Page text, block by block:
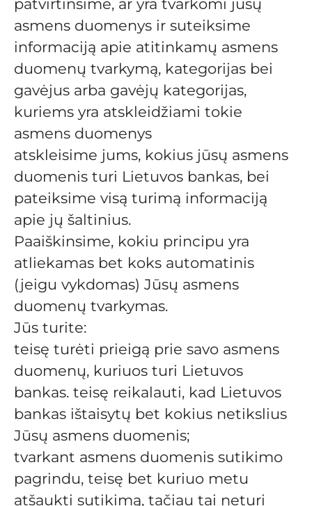
patvirtinsime, ar yra tvarkomi jūsų
asmens duomenys ir suteiksime
informaciją apie atitinkamų asmens
duomenų tvarkymą, kategorijas bei
gavėjus arba gavėjų kategorijas,
kuriems yra atskleidžiami tokie
asmens duomenys
atskleisime jums, kokius jūsų asmens
duomenis turi Lietuvos bankas, bei
pateiksime visą turimą informaciją
apie jų šaltinius.
Paaiškinsime, kokiu principu yra
atliekamas bet koks automatinis
(jeigu vykdomas) Jūsų asmens
duomenų tvarkymas.
Jūs turite:
teisę turėti prieigą prie savo asmens
duomenų, kuriuos turi Lietuvos
bankas. teisę reikalauti, kad Lietuvos
bankas ištaisytų bet kokius netikslius
Jūsų asmens duomenis;
tvarkant asmens duomenis sutikimo
pagrindu, teisę bet kuriuo metu
atšaukti sutikimą, tačiau tai neturi